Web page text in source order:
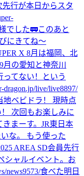
先行が本日からスタ
でした🚃このあと
にきてね〜
X 8月は福岡、北
の愛知と神奈川
てない！という
live/live8897/
地ベビドラ！ 現時点
次回もお楽しみに
まーす。 JR東日本
な。 もう使った
AREA SD会員先行
シャルイベント。お
news9573/食べた明日